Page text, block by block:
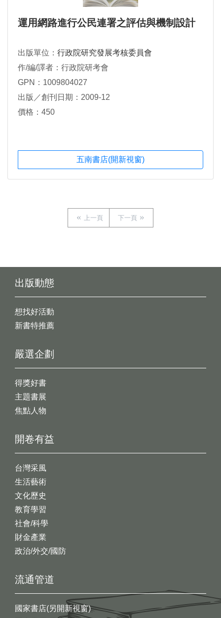
運用網路進行公民連署之評估與機制設計
出版單位： 行政院研究發展考核委員會
作/編/譯者：行政院研考會
GPN：1009804027
出版／創刊日期：2009-12
價格：450
五南書店(開新視窗)
上一頁 下一頁
出版動態
想找好活動
新書特推薦
開卷有益
台灣采風
生活藝術
文化歷史
教育學習
社會/科學
財金產業
政治/外交/國防
嚴選企劃
得獎好書
主題書展
焦點人物
流通管道
國家書店(另開新視窗)